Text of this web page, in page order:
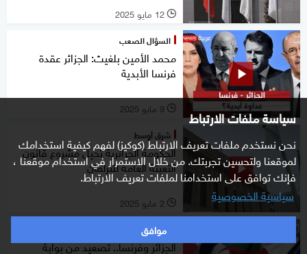
سياسة ملفات الارتباط
نحن نستخدم ملفات تعريف الارتباط (كوكيز) لفهم كيفية استخدامك
لموقعنا ولتحسين تجربتك. من خلال الاستمرار في استخدام موقعنا ،
فإنك توافق على استخدامنا لملفات تعريف الارتباط.
سياسية الخصوصية
موافق
l 12 مايو 2025
السؤال الصعب
محمد الأمين بلغيث: الجزائر عقدة
فرنسا الأبدية
l 9 مايو 2025
شرق أوسط
الحكومة الجزائرية تحيل مشروع قانون
التعبئة العامة للبرلمان
l 2 مايو 2025
غرفة الأخبار
الجزائر وفرنسا.. تصعيد من بوابة